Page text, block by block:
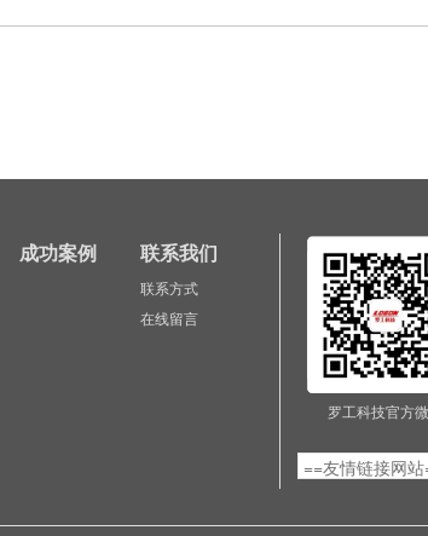
成功案例 联系我们
联系方式
在线留言
罗工科技官方